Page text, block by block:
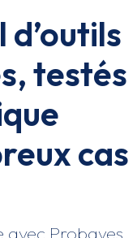
testés
cas
avec Probayes